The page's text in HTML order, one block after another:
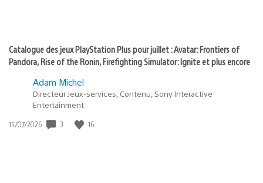
Catalogue des jeux PlayStation Plus pour juillet : Avatar: Frontiers of
Pandora, Rise of the Ronin, Firefighting Simulator: Ignite et plus encore
Adam Michel
Directeur Jeux-services, Contenu, Sony Interactive
Entertainment
Date
15/07/2026 3 16